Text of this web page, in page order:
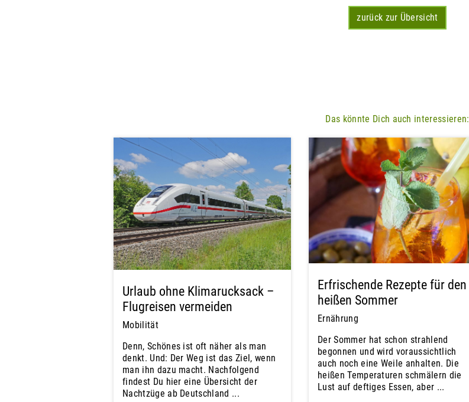
zurück zur Übersicht
Das könnte Dich auch interessieren:
Urlaub ohne Klimarucksack –
Flugreisen vermeiden
Mobilität
Denn, Schönes ist oft näher als man
denkt. Und: Der Weg ist das Ziel, wenn
man ihn dazu macht. Nachfolgend
findest Du hier eine Übersicht der
Nachtzüge ab Deutschland ...
Erfrischende Rezepte für den
heißen Sommer
Ernährung
Der Sommer hat schon strahlend
begonnen und wird voraussichtlich
auch noch eine Weile anhalten. Die
heißen Temperaturen schmälern die
Lust auf deftiges Essen, aber ...